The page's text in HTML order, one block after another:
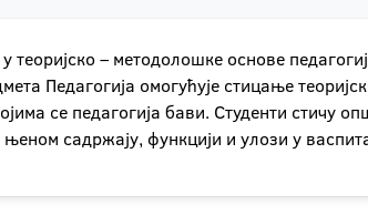
теоријско – методолошке основе
Педагогија омогућује стицање
се педагогија бави. Студенти стичу
садржају, функцији и улози у